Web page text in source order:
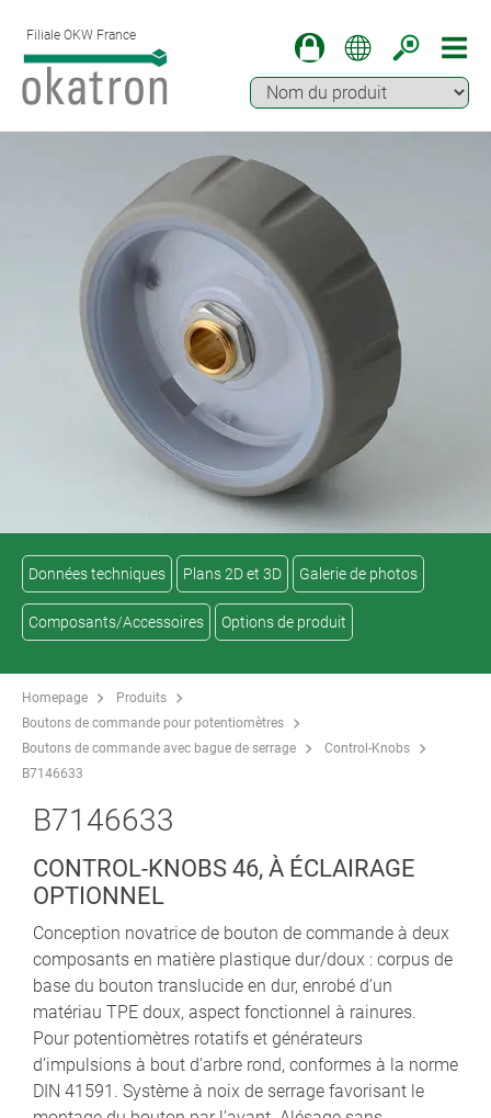
Filiale OKW France
Données techniques Plans 2D et 3D Galerie de photos
Composants/Accessoires Options de produit
Homepage
Produits
Boutons de commande pour potentiomètres
Boutons de commande avec bague de serrage
Control-Knobs
B7146633
B7146633
CONTROL-KNOBS 46, À ÉCLAIRAGE
OPTIONNEL
Conception novatrice de bouton de commande à deux
composants en matière plastique dur/doux : corpus de
base du bouton translucide en dur, enrobé d’un
matériau TPE doux, aspect fonctionnel à rainures.
Pour potentiomètres rotatifs et générateurs
d’impulsions à bout d’arbre rond, conformes à la norme
DIN 41591. Système à noix de serrage favorisant le